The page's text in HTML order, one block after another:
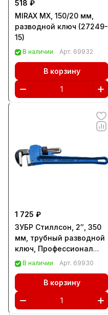
518 ₽
MIRAX MX, 150/20 мм,
разводной ключ (27249-
15)
В наличии Арт. 69932
В корзину
1 725 ₽
ЗУБР Стиллсон, 2″, 350
мм, трубный разводной
ключ, Профессионал
(27339-2)
В наличии Арт. 69930
В корзину